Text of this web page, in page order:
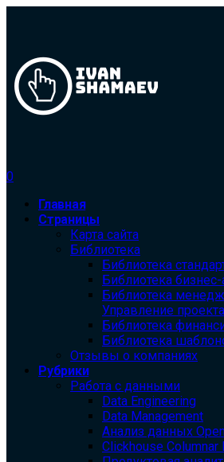
0
Главная
Страницы
Карта сайта
Библиотека
Библиотека
Библиотека
Библиотека
Управление
Библиотека
Библиотека
Отзывы о компаниях
Рубрики
Работа с данными
Data Engineering
Data Management
Анализ данных
Clickhouse Columnar